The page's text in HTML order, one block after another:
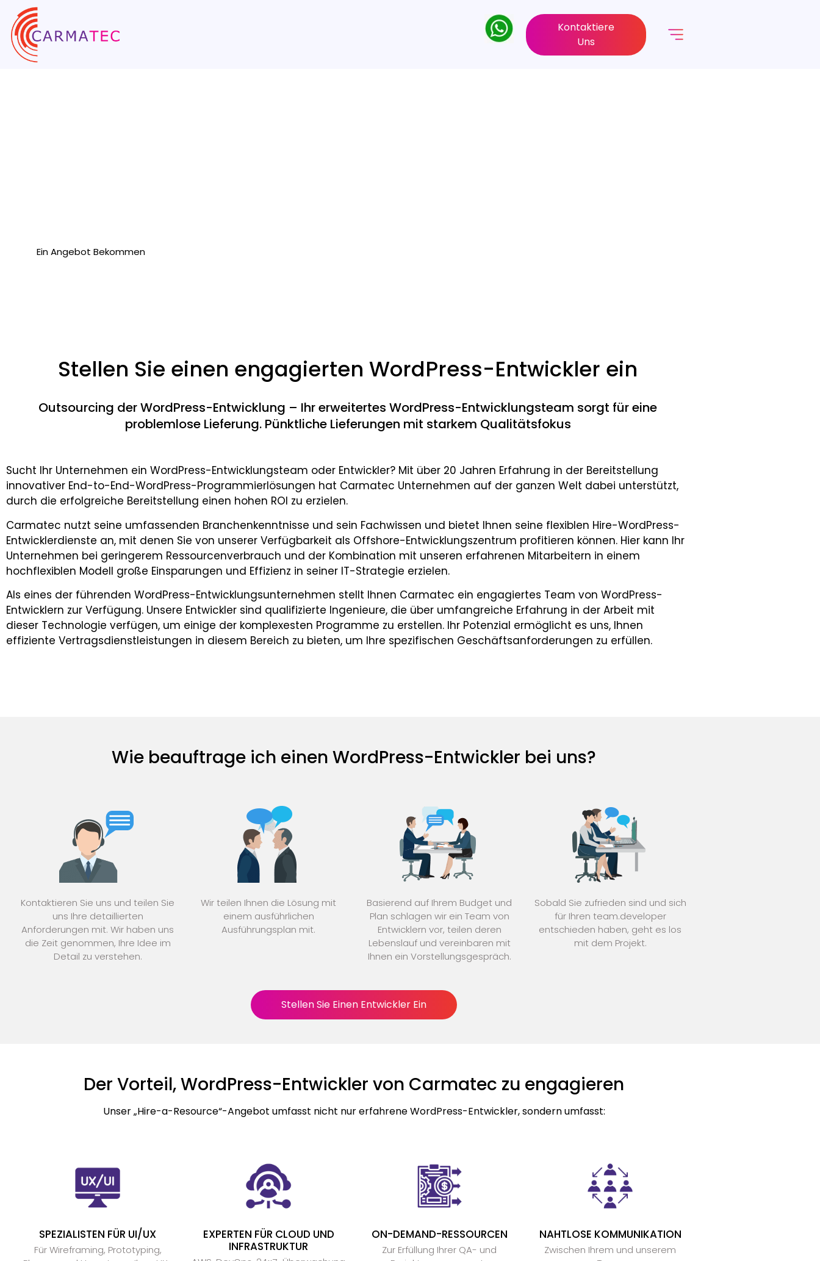
Kontaktiere
Uns
Ein Angebot Bekommen
Stellen Sie einen engagierten WordPress-Entwickler ein
Outsourcing der WordPress-Entwicklung – Ihr erweitertes WordPress-Entwicklungsteam sorgt für eine
problemlose Lieferung. Pünktliche Lieferungen mit starkem Qualitätsfokus
Sucht Ihr Unternehmen ein WordPress-Entwicklungsteam oder Entwickler? Mit über 20 Jahren Erfahrung in der Bereitstellung
innovativer End-to-End-WordPress-Programmierlösungen hat Carmatec Unternehmen auf der ganzen Welt dabei unterstützt,
durch die erfolgreiche Bereitstellung einen hohen ROI zu erzielen.
Carmatec nutzt seine umfassenden Branchenkenntnisse und sein Fachwissen und bietet Ihnen seine flexiblen Hire-WordPress-
Entwicklerdienste an, mit denen Sie von unserer Verfügbarkeit als Offshore-Entwicklungszentrum profitieren können. Hier kann Ihr
Unternehmen bei geringerem Ressourcenverbrauch und der Kombination mit unseren erfahrenen Mitarbeitern in einem
hochflexiblen Modell große Einsparungen und Effizienz in seiner IT-Strategie erzielen.
Als eines der führenden WordPress-Entwicklungsunternehmen stellt Ihnen Carmatec ein engagiertes Team von WordPress-
Entwicklern zur Verfügung. Unsere Entwickler sind qualifizierte Ingenieure, die über umfangreiche Erfahrung in der Arbeit mit
dieser Technologie verfügen, um einige der komplexesten Programme zu erstellen. Ihr Potenzial ermöglicht es uns, Ihnen
effiziente Vertragsdienstleistungen in diesem Bereich zu bieten, um Ihre spezifischen Geschäftsanforderungen zu erfüllen.
Wie beauftrage ich einen WordPress-Entwickler bei uns?
Kontaktieren Sie uns und teilen Sie
uns Ihre detaillierten
Anforderungen mit. Wir haben uns
die Zeit genommen, Ihre Idee im
Detail zu verstehen.
Wir teilen Ihnen die Lösung mit
einem ausführlichen
Ausführungsplan mit.
Basierend auf Ihrem Budget und
Plan schlagen wir ein Team von
Entwicklern vor, teilen deren
Lebenslauf und vereinbaren mit
Ihnen ein Vorstellungsgespräch.
Sobald Sie zufrieden sind und sich
für Ihren team.developer
entschieden haben, geht es los
mit dem Projekt.
Stellen Sie Einen Entwickler Ein
Der Vorteil, WordPress-Entwickler von Carmatec zu engagieren
Unser „Hire-a-Resource“-Angebot umfasst nicht nur erfahrene WordPress-Entwickler, sondern umfasst:
SPEZIALISTEN FÜR UI/UX
Für Wireframing, Prototyping,
EXPERTEN FÜR CLOUD UND
INFRASTRUKTUR
ON-DEMAND-RESSOURCEN
Zur Erfüllung Ihrer QA- und
NAHTLOSE KOMMUNIKATION
Zwischen Ihrem und unserem